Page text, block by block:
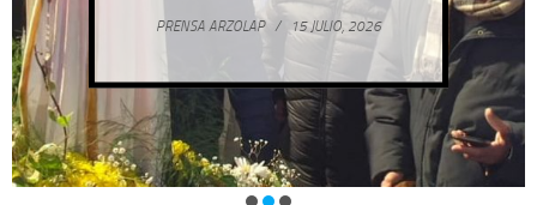
PRENSA ARZOLAP / 15 JULIO, 2026